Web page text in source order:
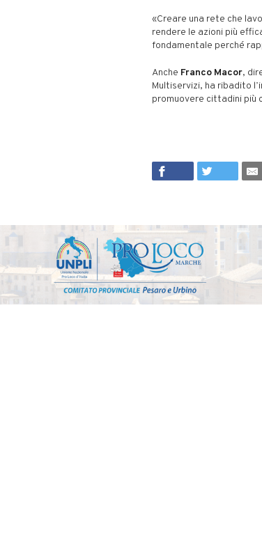
«Creare una rete che
rendere le azioni più
fondamentale perché
Anche Franco Macor,
Multiservizi, ha ribadito
promuovere cittadini più